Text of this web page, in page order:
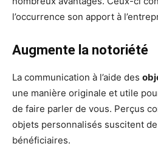
l’occurrence son apport à
Augmente la notoriété
La communication à l’aide des
une manière originale et utile
de faire parler de vous. Perçus
objets personnalisés suscitent
bénéficiaires.